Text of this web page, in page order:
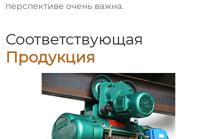
перспективе очень важна.
Соответствующая
Продукция